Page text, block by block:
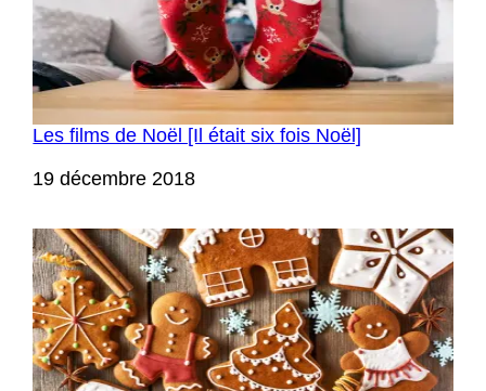
Les films de Noël [Il était six fois Noël]
Date
19 décembre 2018